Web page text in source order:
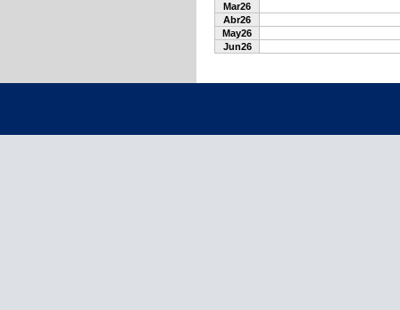
Mar26
Abr26
May26
Jun26